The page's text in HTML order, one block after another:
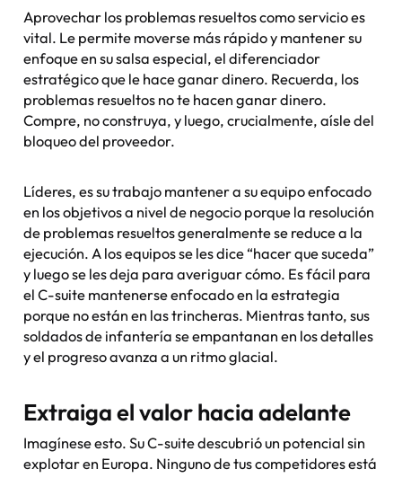
Aprovechar los problemas resueltos como servicio es
vital. Le permite moverse más rápido y mantener su
enfoque en su salsa especial, el diferenciador
estratégico que le hace ganar dinero. Recuerda, los
problemas resueltos no te hacen ganar dinero.
Compre, no construya, y luego, crucialmente, aísle del
bloqueo del proveedor.
Líderes, es su trabajo mantener a su equipo enfocado
en los objetivos a nivel de negocio porque la resolución
de problemas resueltos generalmente se reduce a la
ejecución. A los equipos se les dice “hacer que suceda”
y luego se les deja para averiguar cómo. Es fácil para
el C-suite mantenerse enfocado en la estrategia
porque no están en las trincheras. Mientras tanto, sus
soldados de infantería se empantanan en los detalles
y el progreso avanza a un ritmo glacial.
Extraiga el valor hacia adelante
Imagínese esto. Su C-suite descubrió un potencial sin
explotar en Europa. Ninguno de tus competidores está